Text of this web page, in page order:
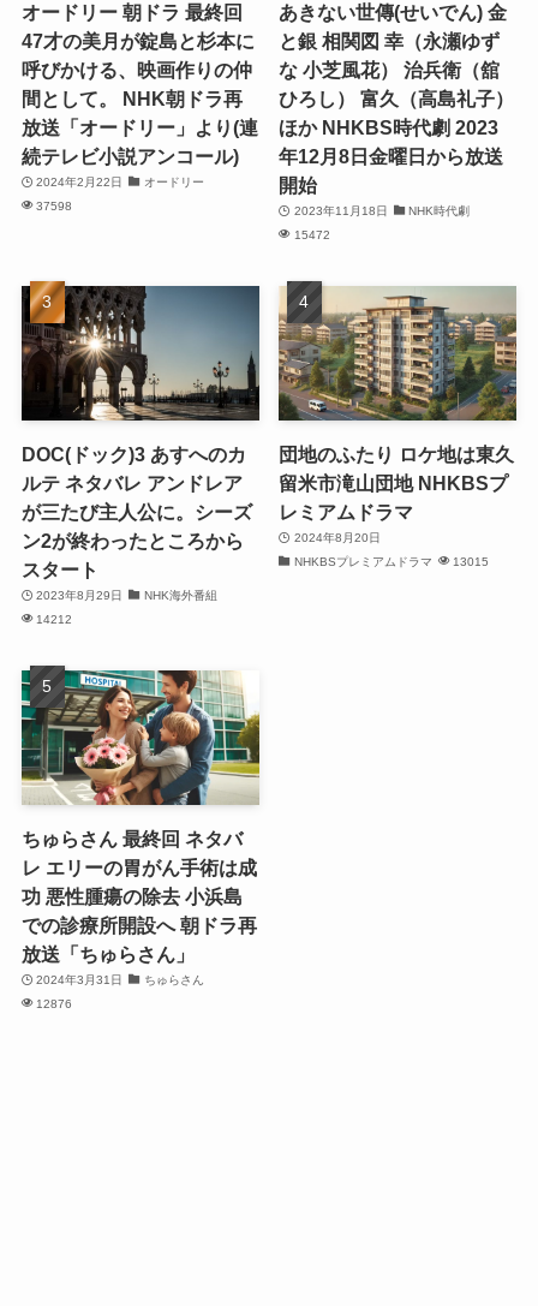
オードリー 朝ドラ 最終回
47才の美月が錠島と杉本に
呼びかける、映画作りの仲
間として。 NHK朝ドラ再
放送「オードリー」より(連
続テレビ小説アンコール)
2024年2月22日
オードリー
37598
あきない世傳(せいでん) 金
と銀 相関図 幸（永瀬ゆず
な 小芝風花） 治兵衛（舘
ひろし） 富久（高島礼子）
ほか NHKBS時代劇 2023
年12月8日金曜日から放送
開始
2023年11月18日
NHK時代劇
15472
DOC(ドック)3 あすへのカ
ルテ ネタバレ アンドレア
が三たび主人公に。シーズ
ン2が終わったところから
スタート
2023年8月29日
NHK海外番組
14212
団地のふたり ロケ地は東久
留米市滝山団地 NHKBSプ
レミアムドラマ
2024年8月20日
NHKBSプレミアムドラマ
13015
ちゅらさん 最終回 ネタバ
レ エリーの胃がん手術は成
功 悪性腫瘍の除去 小浜島
での診療所開設へ 朝ドラ再
放送「ちゅらさん」
2024年3月31日
ちゅらさん
12876